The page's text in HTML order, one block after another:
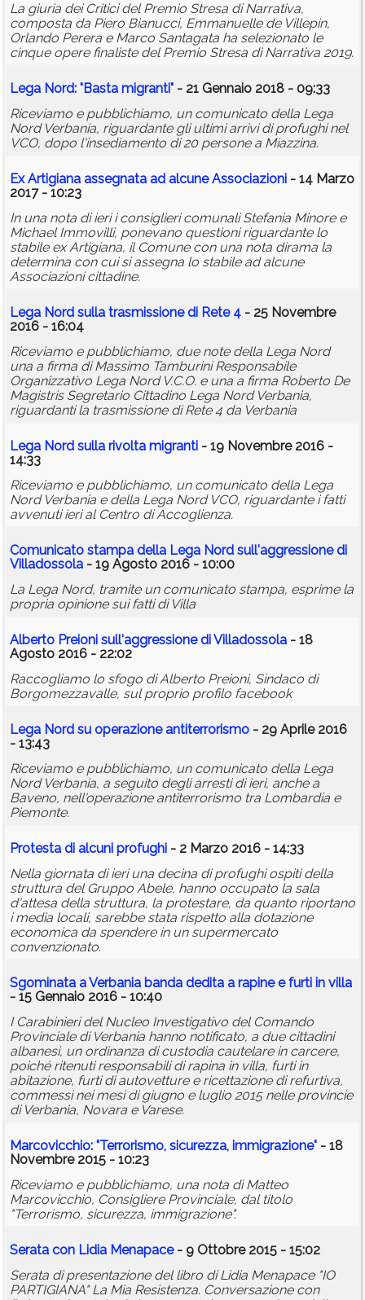
La giuria dei Critici del Premio Stresa di Narrativa,
composta da Piero Bianucci, Emmanuelle de Villepin,
Orlando Perera e Marco Santagata ha selezionato le
cinque opere finaliste del Premio Stresa di Narrativa 2019.
Lega Nord: "Basta migranti" - 21 Gennaio 2018 - 09:33
Riceviamo e pubblichiamo, un comunicato della Lega
Nord Verbania, riguardante gli ultimi arrivi di profughi nel
VCO, dopo l'insediamento di 20 persone a Miazzina.
Ex Artigiana assegnata ad alcune Associazioni - 14 Marzo
2017 - 10:23
In una nota di ieri i consiglieri comunali Stefania Minore e
Michael Immovilli, ponevano questioni riguardante lo
stabile ex Artigiana, il Comune con una nota dirama la
determina con cui si assegna lo stabile ad alcune
Associazioni cittadine.
Lega Nord sulla trasmissione di Rete 4 - 25 Novembre
2016 - 16:04
Riceviamo e pubblichiamo, due note della Lega Nord
una a firma di Massimo Tamburini Responsabile
Organizzativo Lega Nord V.C.O. e una a firma Roberto De
Magistris Segretario Cittadino Lega Nord Verbania,
riguardanti la trasmissione di Rete 4 da Verbania
Lega Nord sulla rivolta migranti - 19 Novembre 2016 -
14:33
Riceviamo e pubblichiamo, un comunicato della Lega
Nord Verbania e della Lega Nord VCO, riguardante i fatti
avvenuti ieri al Centro di Accoglienza.
Comunicato stampa della Lega Nord sull'aggressione di
Villadossola - 19 Agosto 2016 - 10:00
La Lega Nord, tramite un comunicato stampa, esprime la
propria opinione sui fatti di Villa
Alberto Preioni sull'aggressione di Villadossola - 18
Agosto 2016 - 22:02
Raccogliamo lo sfogo di Alberto Preioni, Sindaco di
Borgomezzavalle, sul proprio profilo facebook
Lega Nord su operazione antiterrorismo - 29 Aprile 2016
- 13:43
Riceviamo e pubblichiamo, un comunicato della Lega
Nord Verbania, a seguito degli arresti di ieri, anche a
Baveno, nell'operazione antiterrorismo tra Lombardia e
Piemonte.
Protesta di alcuni profughi - 2 Marzo 2016 - 14:33
Nella giornata di ieri una decina di profughi ospiti della
struttura del Gruppo Abele, hanno occupato la sala
d'attesa della struttura, la protestare, da quanto riportano
i media locali, sarebbe stata rispetto alla dotazione
economica da spendere in un supermercato
convenzionato.
Sgominata a Verbania banda dedita a rapine e furti in villa
- 15 Gennaio 2016 - 10:40
I Carabinieri del Nucleo Investigativo del Comando
Provinciale di Verbania hanno notificato, a due cittadini
albanesi, un ordinanza di custodia cautelare in carcere,
poiché ritenuti responsabili di rapina in villa, furti in
abitazione, furti di autovetture e ricettazione di refurtiva,
commessi nei mesi di giugno e luglio 2015 nelle provincie
di Verbania, Novara e Varese.
Marcovicchio: "Terrorismo, sicurezza, immigrazione" - 18
Novembre 2015 - 10:23
Riceviamo e pubblichiamo, una nota di Matteo
Marcovicchio, Consigliere Provinciale, dal titolo
"Terrorismo, sicurezza, immigrazione".
Serata con Lidia Menapace- 9 Ottobre 2015 - 15:02
Serata di presentazione del libro di Lidia Menapace "IO
PARTIGIANA" La Mia Resistenza. Conversazione con